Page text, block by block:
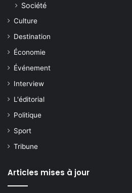
Société
Culture
Destination
Économie
Événement
Interview
L'éditorial
Politique
Sport
Tribune
Articles mises à jour